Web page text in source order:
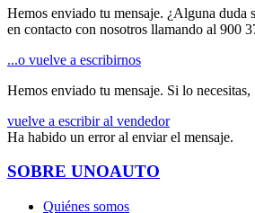
Hemos enviado tu mensaje. ¿Alguna duda
en contacto con nosotros llamando al 900
...o vuelve a escribirnos
Hemos enviado tu mensaje. Si lo necesitas,
vuelve a escribir al vendedor
Ha habido un error al enviar el mensaje.
SOBRE UNOAUTO
Quiénes somos